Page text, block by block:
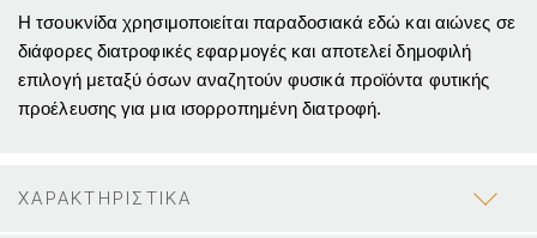
Η τσουκνίδα χρησιμοποιείται παραδοσιακά εδώ και αιώνες σε
διάφορες διατροφικές εφαρμογές και αποτελεί δημοφιλή
επιλογή μεταξύ όσων αναζητούν φυσικά προϊόντα φυτικής
προέλευσης για μια ισορροπημένη διατροφή.
ΧΑΡΑΚΤΗΡΙΣΤΙΚΑ